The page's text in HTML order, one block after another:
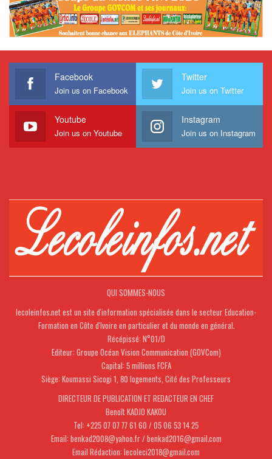
Facebook
Join us on Facebook
Twitter
Join us on Twitter
Youtube
Join us on Youtube
Instagram
Join us on Instagram
QUI SOMMES-NOUS
lecoleinfos.net est un site d'information spécialisée dans le secteur Education-
Formation en Côte d'Ivoire en particulier et du monde en général.
Récépissé: N°01/D
Editeur: Groupe Océan Vision Communication (GOVCom)
Capital: 5 millions FCFA
Siège: Koumassi Sicogi 1, 80 logements, Cité des Professeurs
DIRECTEUR DE PUBLICATION ET REDACTEUR EN CHEF
Benoît KADJO KAKOU
Tel: +225 07 07 77 61 60 / 05 06 53 14 25
Email: benkad2008@yahoo.fr / benkad2016@gmail.com
Email Rédaction: lecoleci2018@gmail.com